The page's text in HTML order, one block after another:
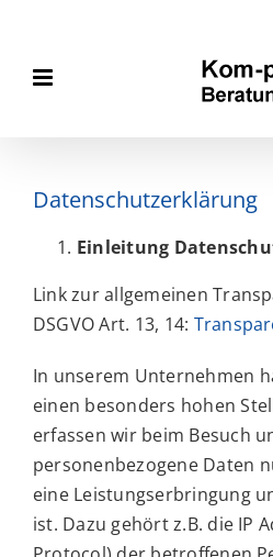
springen
Datenschutzerklärung
Einleitung
Link zur allgemeinen
DSGVO Art. 13, 14:
In unserem Unternehmen
einen besonders hohen
erfassen wir beim Besuch
personenbezogene Daten
eine Leistungserbringung
ist. Dazu gehört z.B. die IP